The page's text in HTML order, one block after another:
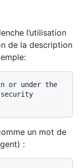
l’utilisation
de la description
or under the
un mot de
: